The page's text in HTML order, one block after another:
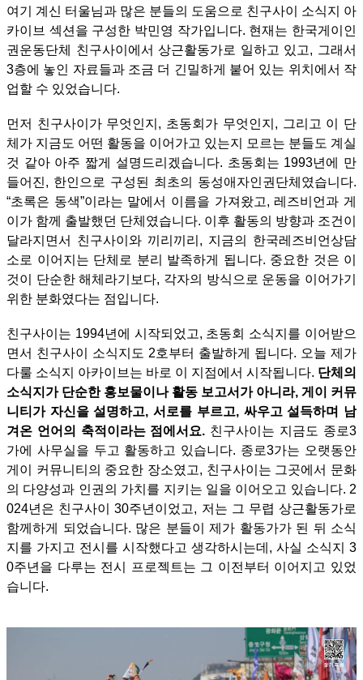
여기 계신 터울님과 많은 분들의 도움으로 친구사이 소식지 아
카이브 섹션을 구성한 박민영 작가입니다. 현재는 한국게이인
권운동단체 친구사이에서 상근활동가로 일하고 있고, 그래서
3층에 놓인 자료들과 조금 더 긴밀하게 붙어 있는 위치에서 작
업할 수 있었습니다.
먼저 친구사이가 무엇인지, 초동회가 무엇인지, 그리고 이 단
체가 지금도 어떤 활동을 이어가고 있는지 모르는 분들도 계실
것 같아 아주 짧게 설명드리겠습니다. 초동회는 1993년에 만
들어진, 한인으로 구성된 최초의 동성애자인권단체였습니다.
“초록은 동색”이라는 말에서 이름을 가져왔고, 레즈비언과 게
이가 함께 출발했던 단체였습니다. 이후 활동의 방향과 조건이
달라지면서 친구사이와 끼리끼리, 지금의 한국레즈비언상담
소로 이어지는 단체로 분리 발족하게 됩니다. 중요한 것은 이
것이 단순한 해체라기보다, 각자의 방식으로 운동을 이어가기
위한 분화였다는 점입니다.
친구사이는 1994년에 시작되었고, 초동회 소식지를 이어받으
면서 친구사이 소식지도 2호부터 출발하게 됩니다. 오늘 제가
다룰 소식지 아카이브는 바로 이 지점에서 시작됩니다. 단체의
소식지가 단순한 홍보물이나 활동 보고서가 아니라, 게이 커뮤
니티가 자신을 설명하고, 서로를 부르고, 싸우고 설득하며 남
겨온 언어의 축적이라는 점에서요. 친구사이는 지금도 종로3
가에 사무실을 두고 활동하고 있습니다. 종로3가는 오랫동안
게이 커뮤니티의 중요한 장소였고, 친구사이는 그곳에서 문화
의 다양성과 인권의 가치를 지키는 일을 이어오고 있습니다. 2
024년은 친구사이 30주년이었고, 저는 그 무렵 상근활동가로
함께하게 되었습니다. 많은 분들이 제가 활동가가 된 뒤 소식
지를 가지고 전시를 시작했다고 생각하시는데, 사실 소식지 3
0주년을 다루는 전시 프로젝트는 그 이전부터 이어지고 있었
습니다.